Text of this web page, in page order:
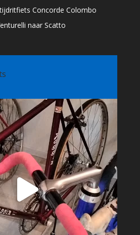
Concorde Colombo
naar Scatto